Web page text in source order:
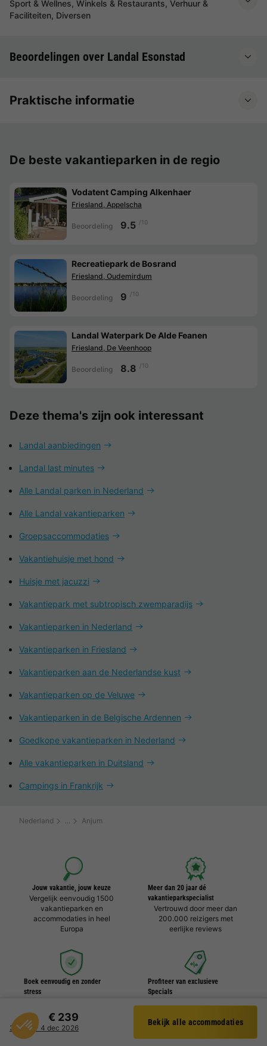
Filter
€ 239
30 nov - 4 dec 2026
Bekijk alle accommodaties
Sport & Wellnes, Winkels & Restaurants, Verhuur &
Faciliteiten, Diversen
Beoordelingen over Landal Esonstad
Praktische informatie
De beste vakantieparken in de regio
Vodatent Camping Alkenhaer
Friesland, Appelscha
Beoordeling 9.5 /10
Recreatiepark de Bosrand
Friesland, Oudemirdum
Beoordeling 9 /10
Landal Waterpark De Alde Feanen
Friesland, De Veenhoop
Beoordeling 8.8 /10
Deze thema's zijn ook interessant
Landal aanbiedingen
Landal last minutes
Alle Landal parken in Nederland
Alle Landal vakantieparken
Groepsaccommodaties
Vakantiehuisje met hond
Huisje met jacuzzi
Vakantiepark met subtropisch zwemparadijs
Vakantieparken in Nederland
Vakantieparken in Friesland
Vakantieparken aan de Nederlandse kust
Vakantieparken op de Veluwe
Vakantieparken in de Belgische Ardennen
Goedkope vakantieparken in Nederland
Alle vakantieparken in Duitsland
Campings in Frankrijk
Nederland Anjum
Jouw vakantie, jouw keuze
Vergelijk eenvoudig 1500
vakantieparken en
accommodaties in heel
Europa
Meer dan 20 jaar dé
vakantieparkspecialist
Vertrouwd door meer dan
200.000 reizigers met
eerlijke reviews
Boek eenvoudig en zonder
stress
moeiteloos boeken en
veilige betaalomgeving
Profiteer van exclusieve
Specials